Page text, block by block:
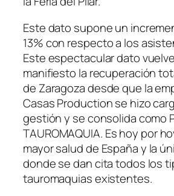
Este dato supone un
13% con respecto a los
Este espectacular dato
manifiesto la recuperación
de Zaragoza desde que la
Casas Production se hizo
gestión y se consolida como
TAUROMAQUIA. Es hoy por
mayor salud de España y la
donde se dan cita todos los
tauromaquias existentes.